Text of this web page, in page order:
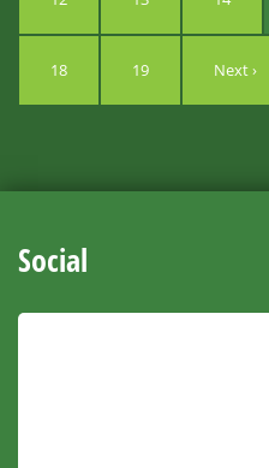
18 19 Next ›
Social